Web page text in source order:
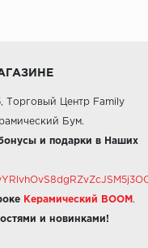
Торговый Центр Family
Бум.
и подарки в Наших
Керамический BOOM .
и новинками!